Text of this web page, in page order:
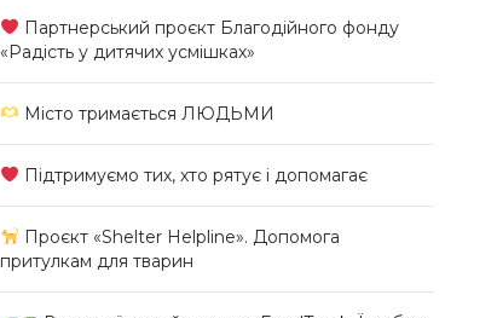
Партнерський проєкт Благодійного фонду
«Радість у дитячих усмішках»
Місто тримається ЛЮДЬМИ
Підтримуємо тих, хто рятує і допомагає
Проєкт «Shelter Helpline». Допомога
притулкам для тварин